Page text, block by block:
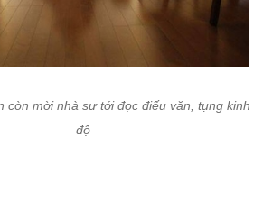
còn mời nhà sư tới đọc điếu văn, tụng kinh
độ